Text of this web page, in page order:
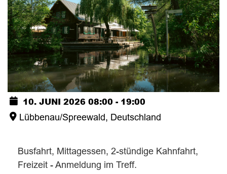
10. JUNI 2026 08:00 - 19:00
Lübbenau/Spreewald, Deutschland
Busfahrt, Mittagessen, 2-stündige Kahnfahrt,
Freizeit - Anmeldung im Treff.